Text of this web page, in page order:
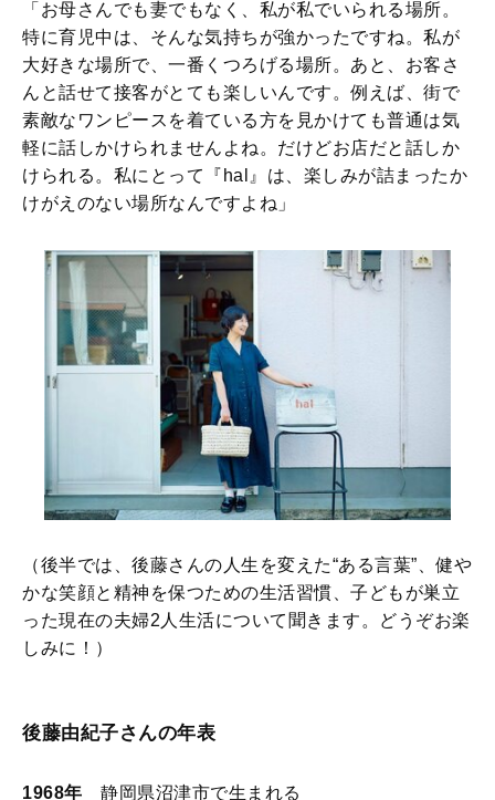
「お母さんでも妻でもなく、私が私でいられる場所。
特に育児中は、そんな気持ちが強かったですね。私が
大好きな場所で、一番くつろげる場所。あと、お客さ
んと話せて接客がとても楽しいんです。例えば、街で
素敵なワンピースを着ている方を見かけても普通は気
軽に話しかけられませんよね。だけどお店だと話しか
けられる。私にとって『hal』は、楽しみが詰まったか
けがえのない場所なんですよね」
（後半では、後藤さんの人生を変えた“ある言葉”、健や
かな笑顔と精神を保つための生活習慣、子どもが巣立
った現在の夫婦2人生活について聞きます。どうぞお楽
しみに！）
後藤由紀子さんの年表
1968年 静岡県沼津市で生まれる